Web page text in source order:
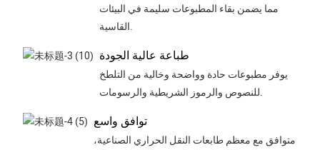
مما يضمن بقاء المطبوعات سليمة في البيئات
القاسية.
طباعة عالية الجودة
يوفر مطبوعات حادة وواضحة وخالية من التلطخ
للنصوص والرموز الشريطية والرسومات.
توافق واسع
متوافق مع معظم طابعات النقل الحراري الصناعية،